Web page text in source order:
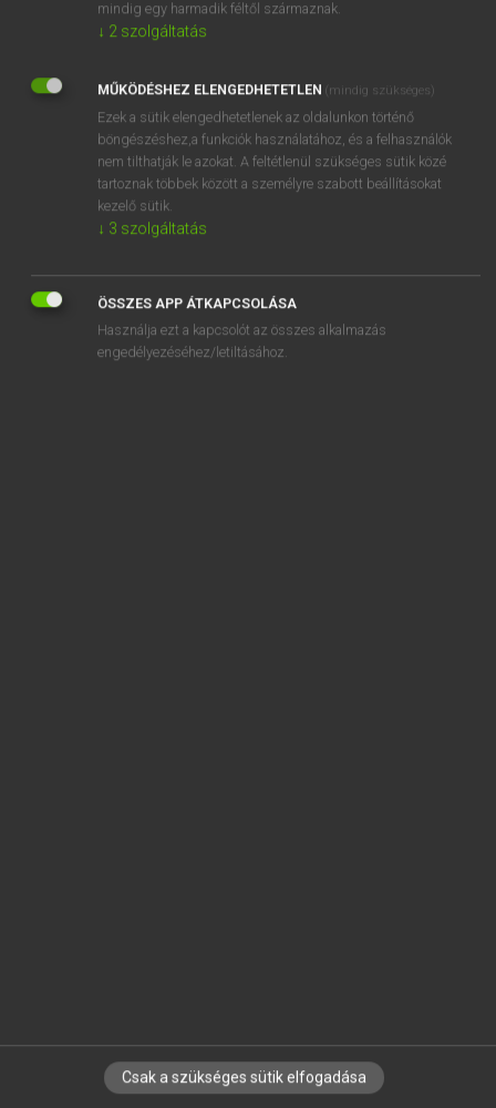
REGISZTRÁCIÓ
EURÓPAI UNIÓS TERMINOLÓGIAI SZÓTÁR
Kapcsolódó anyagok
goods and services account
goods consigned by sea or air
goods declared for home use
IRATKOZZ FEL HÍRLEVELÜNKRE!
mindig egy harmadik féltől származnak.
↓ 2 szolgáltatás
MŰKÖDÉSHEZ ELENGEDHETETLEN (mindig szükséges)
Ezek a sütik elengedhetetlenek az oldalunkon történő
böngészéshez,a funkciók használatához, és a felhasználók
nem tilthatják le azokat. A feltétlenül szükséges sütik közé
tartoznak többek között a személyre szabott beállításokat
kezelő sütik.
↓ 3 szolgáltatás
ÖSSZES APP ÁTKAPCSOLÁSA
Használja ezt a kapcsolót az összes alkalmazás
engedélyezéséhez/letiltásához.
Csak a szükséges sütik elfogadása